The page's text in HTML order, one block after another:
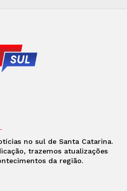
no sul de Santa Catarina.
trazemos atualizações
da região.